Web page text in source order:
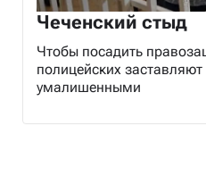
Чеченский стыд
Чтобы посадить
полицейских заставляют
умалишенными